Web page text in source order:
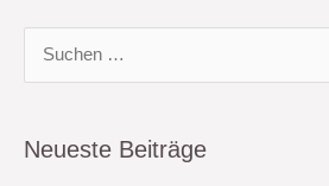
h
Neueste Beiträge